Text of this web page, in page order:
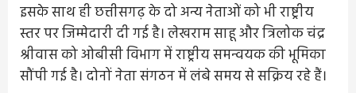
इसके साथ ही छत्तीसगढ़ के दो अन्य नेताओं को भी राष्ट्रीय
स्तर पर जिम्मेदारी दी गई है। लेखराम साहू और त्रिलोक चंद्र
श्रीवास को ओबीसी विभाग में राष्ट्रीय समन्वयक की भूमिका
सौंपी गई है। दोनों नेता संगठन में लंबे समय से सक्रिय रहे हैं।